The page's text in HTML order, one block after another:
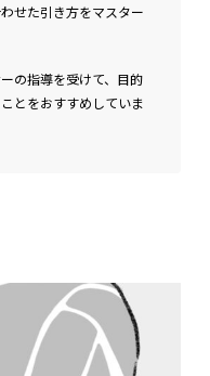
せた引き方をマスター
の指導を受けて、目的
とをおすすめしていま